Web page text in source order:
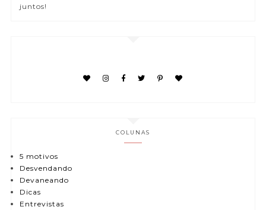
juntos!
COLUNAS
5 motivos
Desvendando
Devaneando
Dicas
Entrevistas